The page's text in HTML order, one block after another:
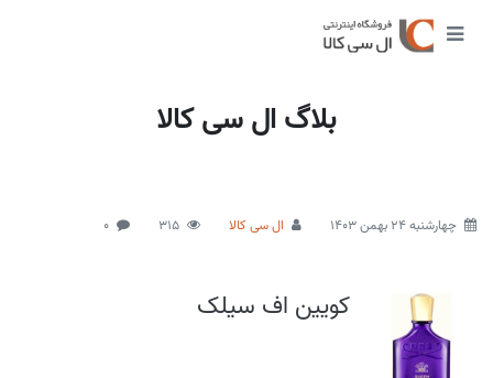
بلاگ ال سی کالا
چهارشنبه 24 بهمن 1403 ال سی کالا 315
0
کویین اف سیلک